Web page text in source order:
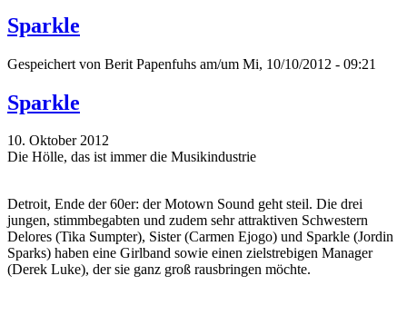
Sparkle
Gespeichert von Berit Papenfuhs am/um Mi, 10/10/2012 - 09:21
Sparkle
10. Oktober 2012
Die Hölle, das ist immer die Musikindustrie
Detroit, Ende der 60er: der Motown Sound geht steil. Die drei
jungen, stimmbegabten und zudem sehr attraktiven Schwestern
Delores (Tika Sumpter), Sister (Carmen Ejogo) und Sparkle (Jordin
Sparks) haben eine Girlband sowie einen zielstrebigen Manager
(Derek Luke), der sie ganz groß rausbringen möchte.